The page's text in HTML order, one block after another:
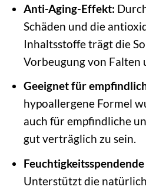
Anti-Aging-Effekt:
Schäden und die
Inhaltsstoffe trägt die
Vorbeugung von Falten
Geeignet für
hypoallergene Formel
auch für empfindliche
gut verträglich zu sein.
Unterstützt die